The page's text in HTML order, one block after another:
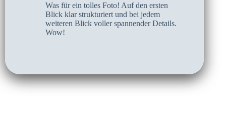
Was für ein tolles Foto! Auf den ersten
Blick klar strukturiert und bei jedem
weiteren Blick voller spannender Details.
Wow!